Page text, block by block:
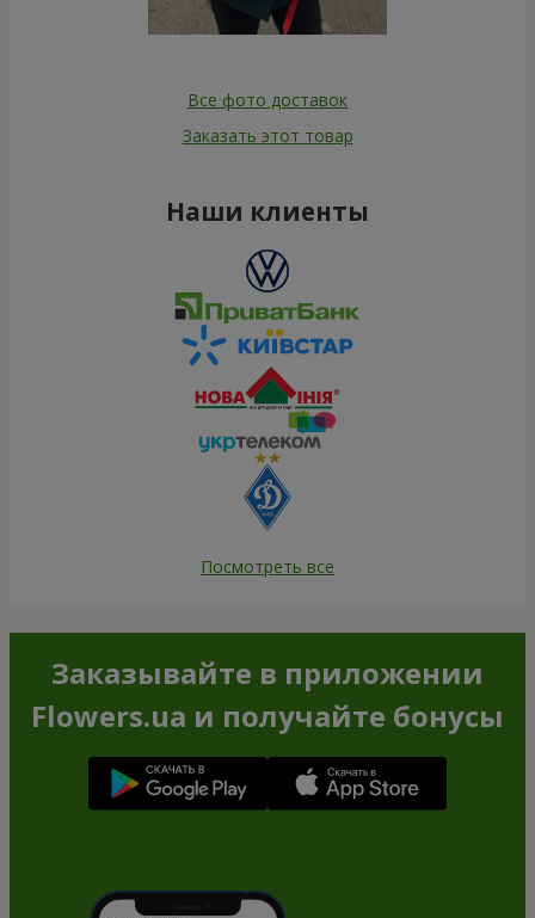
Все фото доставок
Заказать этот товар
Наши клиенты
Посмотреть все
Заказывайте в приложении
Flowers.ua и получайте бонусы